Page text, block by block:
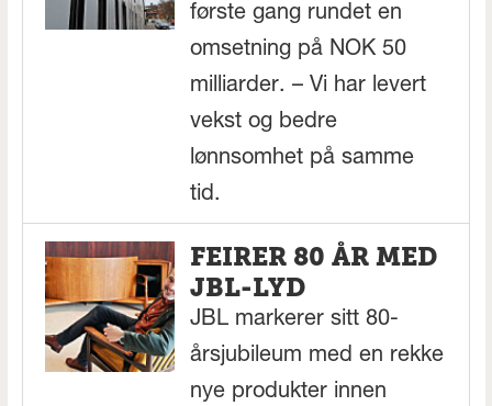
første gang rundet en
omsetning på NOK 50
milliarder. – Vi har levert
vekst og bedre
lønnsomhet på samme
tid.
FEIRER 80 ÅR MED
JBL-LYD
JBL markerer sitt 80-
årsjubileum med en rekke
nye produkter innen